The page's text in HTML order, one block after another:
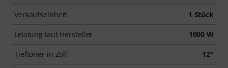
Verkaufseinheit 1 Stück
Leistung laut Hersteller 1000 W
Tieftöner in Zoll 12"